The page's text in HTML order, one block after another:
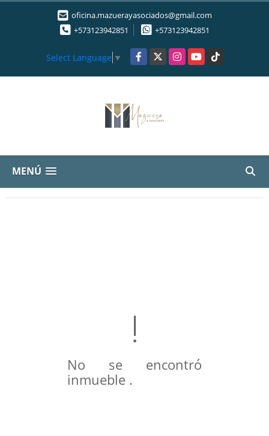
oficina.mazuerayasociados@gmail.com
+573123942851
+573123942851
Select Language ▼ Facebook
X InstagramYouTubeTikTok
MENÚ
No se encontró
inmueble .